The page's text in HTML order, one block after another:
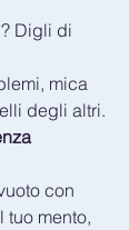
Digli di
mica
degli altri.
con
tuo mento,